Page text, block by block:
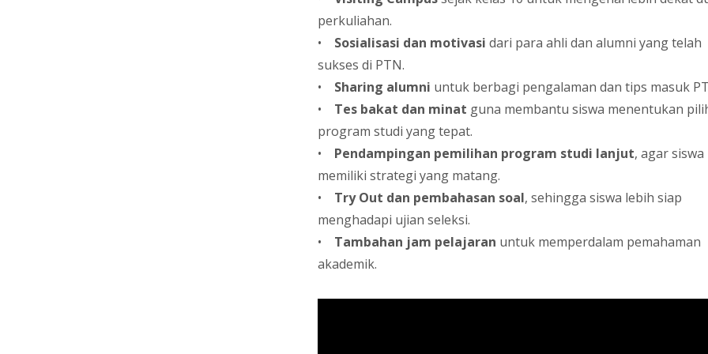
perkuliahan.
• Sosialisasi dan motivasi dari para ahli dan alumni yang telah
sukses di PTN.
• Sharing alumni untuk berbagi pengalaman dan tips masuk
• Tes bakat dan minat guna membantu siswa menentukan
program studi yang tepat.
• Pendampingan pemilihan program studi lanjut, agar siswa
memiliki strategi yang matang.
• Try Out dan pembahasan soal, sehingga siswa lebih siap
menghadapi ujian seleksi.
• Tambahan jam pelajaran untuk memperdalam pemahaman
akademik.